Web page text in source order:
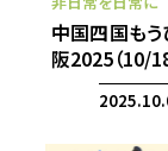
中国四国もう
阪2025（10/18